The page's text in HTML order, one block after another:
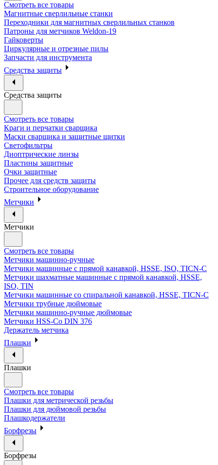
Смотреть все товары
Магнитные сверлильные станки
Переходники для магнитных сверлильных станков
Патроны для метчиков Weldon-19
Гайковерты
Циркулярные и отрезные пилы
Запчасти для инструмента
Средства защиты
Средства защиты
Смотреть все товары
Краги и перчатки сварщика
Маски сварщика и защитные щитки
Светофильтры
Диоптрические линзы
Пластины защитные
Очки защитные
Прочее для средств защиты
Строительное оборудование
Метчики
Метчики
Смотреть все товары
Метчики машинно-ручные
Метчики машинные с прямой канавкой, HSSE, ISO, TICN-C
Метчики шахматные машинные с прямой канавкой, HSSE,
ISO, TIN
Метчики машинные со спиральной канавкой, HSSE, TICN-C
Метчики трубные дюймовые
Метчики машинно-ручные дюймовые
Метчики HSS-Co DIN 376
Держатель метчика
Плашки
Плашки
Смотреть все товары
Плашки для метрической резьбы
Плашки для дюймовой резьбы
Плашкодержатели
Борфрезы
Борфрезы